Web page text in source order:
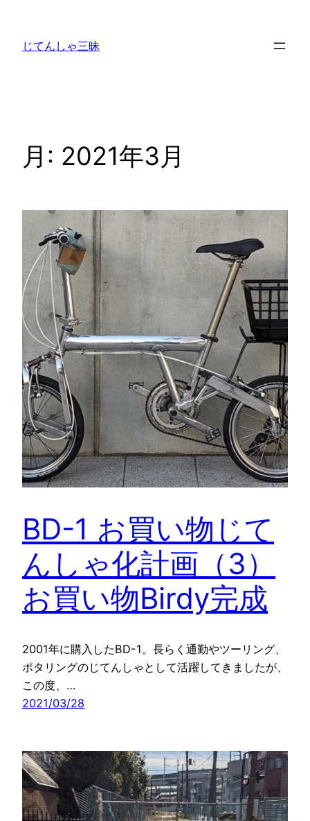
じてんしゃ三昧
月: 2021年3月
BD-1 お買い物じて
んしゃ化計画（3）
お買い物Birdy完成
2001年に購入したBD-1。長らく通勤やツーリング、
ポタリングのじてんしゃとして活躍してきましたが、
この度、…
2021/03/28